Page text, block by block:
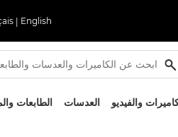
English
|
والفيديو العدسات الطابعات